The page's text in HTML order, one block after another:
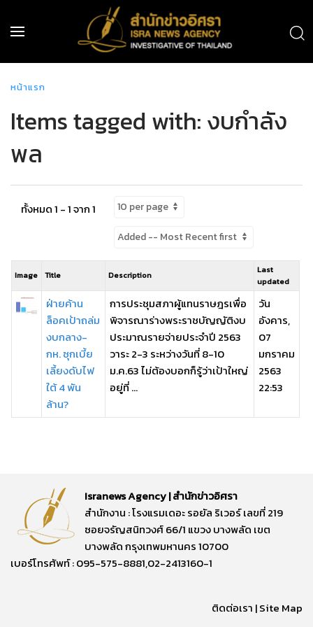
หน้าแรก
Items tagged with: งบกำลัง
พล
ทั้งหมด 1 - 1 จาก 1
Image Title Description
Last
updated
ฝ่ายค้าน
ล็อคเป้าถล่ม
งบกลาง-
กห. ซุกเบี้ย
เลี้ยงดับไฟ
ใต้ 4 พัน
ล้าน?
การประชุมสภาผู้แทนราษฎรเพื่อ
พิจารณาร่างพระราชบัญญัติงบ
ประมาณรายจ่ายประจำปี 2563
วาระ 2-3 ระหว่างวันที่ 8-10
ม.ค.63 ไม่ต้องบอกก็รู้ว่าเป้าใหญ่
อยู่ที่ ...
วัน
อังคาร,
07
มกราคม
2563
22:53
Isranews Agency | สำนักข่าวอิศรา
สำนักงาน : โรงแรมเดอะ รอยัล ริเวอร์ เลขที่ 219
ซอยจรัญสนิทวงศ์ 66/1 แขวง บางพลัด เขต
บางพลัด กรุงเทพมหานคร 10700
เบอร์โทรศัพท์ : 095-575-8881,02-2413160-1
ติดต่อเรา |Site Map